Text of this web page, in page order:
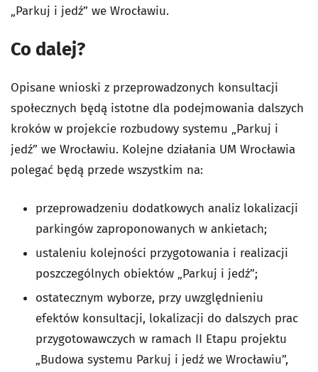
„Parkuj i jedź” we Wrocławiu.
Co dalej?
Opisane wnioski z przeprowadzonych konsultacji
społecznych będą istotne dla podejmowania dalszych
kroków w projekcie rozbudowy systemu „Parkuj i
jedź” we Wrocławiu. Kolejne działania UM Wrocławia
polegać będą przede wszystkim na:
przeprowadzeniu dodatkowych analiz lokalizacji
parkingów zaproponowanych w ankietach;
ustaleniu kolejności przygotowania i realizacji
poszczególnych obiektów „Parkuj i jedź”;
ostatecznym wyborze, przy uwzględnieniu
efektów konsultacji, lokalizacji do dalszych prac
przygotowawczych w ramach II Etapu projektu
„Budowa systemu Parkuj i jedź we Wrocławiu”,